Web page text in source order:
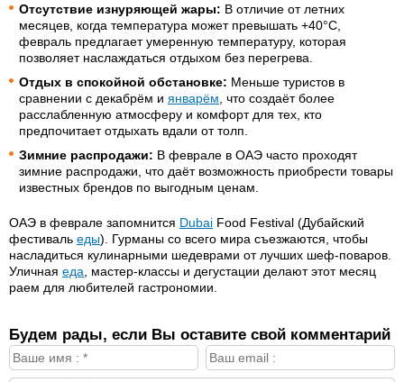
Отсутствие изнуряющей жары: В отличие от летних
месяцев, когда температура может превышать +40°C,
февраль предлагает умеренную температуру, которая
позволяет наслаждаться отдыхом без перегрева.
Отдых в спокойной обстановке: Меньше туристов в
сравнении с декабрём и январём , что создаёт более
расслабленную атмосферу и комфорт для тех, кто
предпочитает отдыхать вдали от толп.
Зимние распродажи: В феврале в ОАЭ часто проходят
зимние распродажи, что даёт возможность приобрести товары
известных брендов по выгодным ценам.
ОАЭ в феврале запомнится Dubai Food Festival (Дубайский
фестиваль еды). Гурманы со всего мира съезжаются, чтобы
насладиться кулинарными шедеврами от лучших шеф-поваров.
Уличная еда , мастер-классы и дегустации делают этот месяц
раем для любителей гастрономии.
Будем рады, если Вы оставите свой комментарий